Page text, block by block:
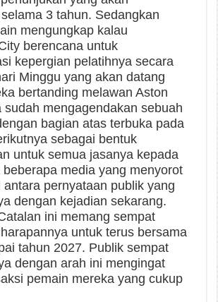
3 tahun. Sedangkan
mengungkap kalau
berencana untuk
kepergian pelatihnya secara
Minggu yang akan datang
bertanding melawan Aston
sudah mengagendakan sebuah
bagian atas terbuka pada
sebagai bentuk
untuk semua jasanya kepada
beberapa media yang menyorot
antara pernyataan publik yang
dengan kejadian sekarang.
ini memang sempat
untuk terus bersama
tahun 2027. Publik sempat
dengan arah ini mengingat
pemain mereka yang cukup